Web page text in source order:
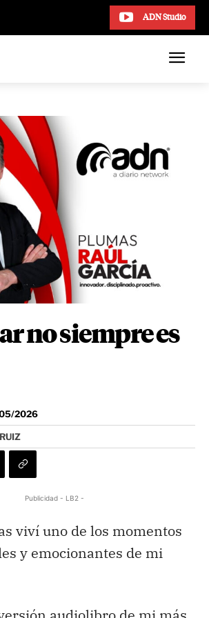
ADN Studio
no siempre es
2026
Publicidad - LB2 -
viví uno de los momentos
y emocionantes de mi